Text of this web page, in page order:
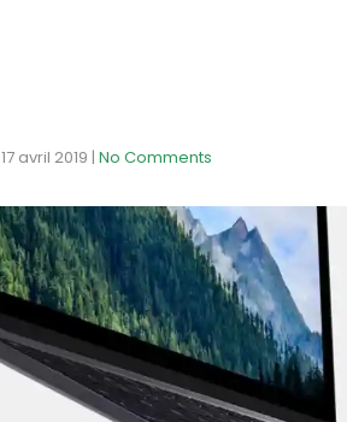
17 avril 2019 | No Comments